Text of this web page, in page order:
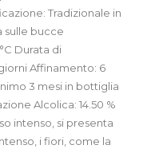
Tradizionale in
sulle bucce
Durata di
Affinamento: 6
3 mesi in bottiglia
Alcolica: 14.50 %
intenso, si presenta
i fiori, come la